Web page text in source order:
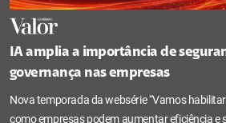
IA amplia a importância de
governança nas empresas
Nova temporada da websérie “Vamos
como empresas podem aumentar eficiência e